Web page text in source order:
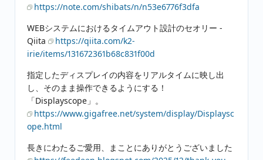
https://note.com/shibats/n/n53e6776f3dfa
WEBシステムにおけるタイムアウト設計のセオリー -
Qiita
https://qiita.com/k2-
irie/items/131672361b68c831f00d
指定したディスプレイの内容をリアルタイムに映し出
し、そのまま操作できるようにする！
「Displayscope」。
https://www.gigafree.net/system/display/Displaysc
ope.html
長きにわたるご愛用、まことにありがとうございました